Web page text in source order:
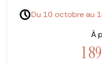
Du 10 octobre au
À
1